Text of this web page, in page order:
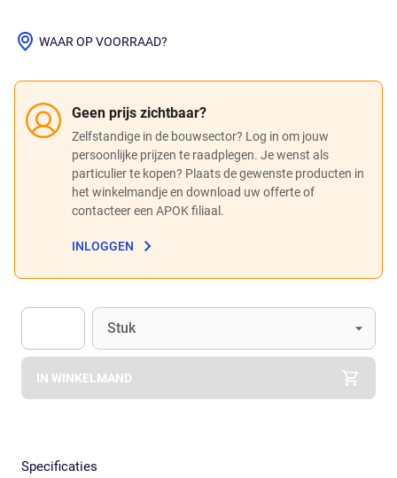
Geen prijs zichtbaar?
Zelfstandige in de bouwsector? Log in om jouw
persoonlijke prijzen te raadplegen. Je wenst als
particulier te kopen? Plaats de gewenste producten in
het winkelmandje en download uw offerte of
contacteer een APOK filiaal.
INLOGGEN
WAAR OP VOORRAAD?
Apok.Product.Detail.AddToCart.Quantity (Optioneel)
Eenheid
Stuk
IN WINKELMAND
Specificaties